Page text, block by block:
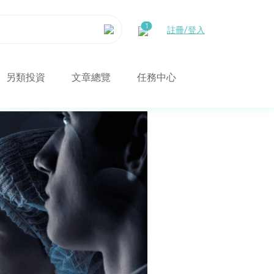
註冊/登入
另類投資 文章總覽 任務中心